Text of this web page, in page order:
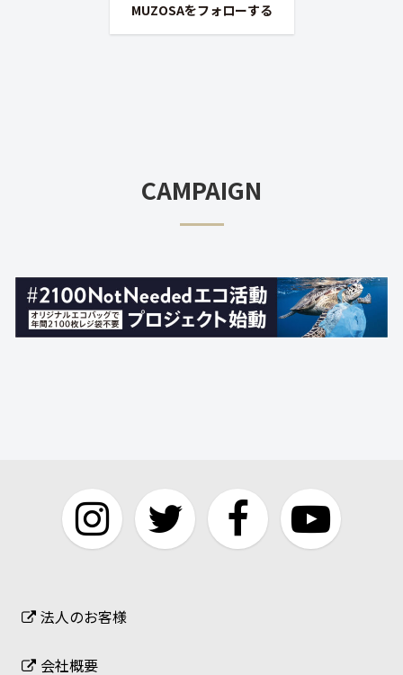
MUZOSAをフォローする
CAMPAIGN
法人のお客様
会社概要